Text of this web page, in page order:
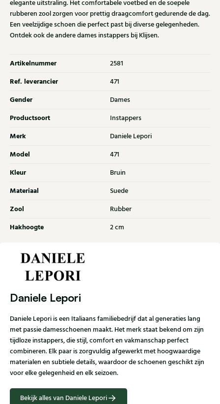
elegante uitstraling. Het comfortabele voetbed en de soepele
rubberen zool zorgen voor prettig draagcomfort gedurende de dag.
Een veelzijdige schoen die perfect past bij diverse gelegenheden.
Ontdek ook de andere dames instappers bij Klijsen.
Artikelnummer 2581
Ref. leverancier 471
Gender Dames
Productsoort Instappers
Merk Daniele Lepori
Model 471
Kleur Bruin
Materiaal Suede
Zool Rubber
Hakhoogte 2 cm
Daniele Lepori
Daniele Lepori is een Italiaans familiebedrijf dat al generaties lang
met passie damesschoenen maakt. Het merk staat bekend om zijn
tijdloze instappers, die stijl, comfort en vakmanschap perfect
combineren. Elk paar is zorgvuldig afgewerkt met hoogwaardige
materialen en subtiele details, waardoor de schoenen geschikt zijn
voor elke gelegenheid en elk seizoen.
Bekijk alles van Daniele Lepori